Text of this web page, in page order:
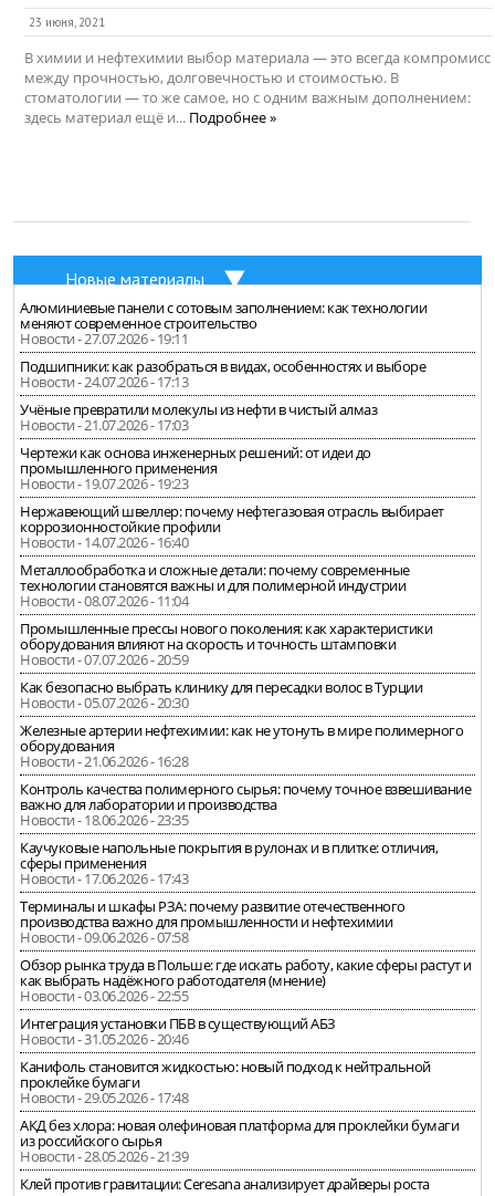
23 июня, 2021
В химии и нефтехимии выбор материала — это всегда компромисс
между прочностью, долговечностью и стоимостью. В
стоматологии — то же самое, но с одним важным дополнением:
здесь материал ещё и... Подробнее »
Новые материалы
Алюминиевые панели с сотовым заполнением: как технологии
меняют современное строительство
Новости - 27.07.2026 - 19:11
Подшипники: как разобраться в видах, особенностях и выборе
Новости - 24.07.2026 - 17:13
Учёные превратили молекулы из нефти в чистый алмаз
Новости - 21.07.2026 - 17:03
Чертежи как основа инженерных решений: от идеи до
промышленного применения
Новости - 19.07.2026 - 19:23
Нержавеющий швеллер: почему нефтегазовая отрасль выбирает
коррозионностойкие профили
Новости - 14.07.2026 - 16:40
Металлообработка и сложные детали: почему современные
технологии становятся важны и для полимерной индустрии
Новости - 08.07.2026 - 11:04
Промышленные прессы нового поколения: как характеристики
оборудования влияют на скорость и точность штамповки
Новости - 07.07.2026 - 20:59
Как безопасно выбрать клинику для пересадки волос в Турции
Новости - 05.07.2026 - 20:30
Железные артерии нефтехимии: как не утонуть в мире полимерного
оборудования
Новости - 21.06.2026 - 16:28
Контроль качества полимерного сырья: почему точное взвешивание
важно для лаборатории и производства
Новости - 18.06.2026 - 23:35
Каучуковые напольные покрытия в рулонах и в плитке: отличия,
сферы применения
Новости - 17.06.2026 - 17:43
Терминалы и шкафы РЗА: почему развитие отечественного
производства важно для промышленности и нефтехимии
Новости - 09.06.2026 - 07:58
Обзор рынка труда в Польше: где искать работу, какие сферы растут и
как выбрать надёжного работодателя (мнение)
Новости - 03.06.2026 - 22:55
Интеграция установки ПБВ в существующий АБЗ
Новости - 31.05.2026 - 20:46
Канифоль становится жидкостью: новый подход к нейтральной
проклейке бумаги
Новости - 29.05.2026 - 17:48
АКД без хлора: новая олефиновая платформа для проклейки бумаги
из российского сырья
Новости - 28.05.2026 - 21:39
Клей против гравитации: Ceresana анализирует драйверы роста